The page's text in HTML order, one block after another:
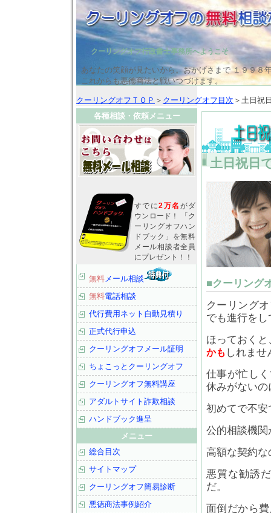
クーリングオフ行政書士事務所へようこそ
あなたの笑顔が見たいから。おかげさまで １９９８
これからも悪徳商法と戦いつづけます。
クーリングオフＴＯＰ ＞ クーリングオフ目次 ＞土日祝
土日祝日
■クーリング
クーリング
でも進行を
ほっておくと
かも しれませ
仕事が忙し
休みがないの
初めてで不
公的相談機
高額な契約
悪質な勧誘
だ。
面倒だから
各種相談・依頼メニュー
すでに2万名 がダ
ウンロード！ 「ク
ーリングオフハン
ドブック」を無料
メール相談者全員
にプレゼント！！
無料メール相談
無料電話相談
代行費用ネット自動見積り
正式代行申込
クーリングオフメール証明
ちょこっとクーリングオフ
クーリングオフ無料講座
アダルトサイト詐欺相談
ハンドブック進呈
メニュー
総合目次
サイトマップ
クーリングオフ簡易診断
悪徳商法事例紹介